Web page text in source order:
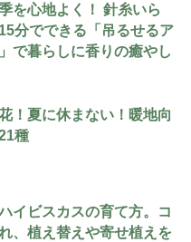
を心地よく！ 針糸いら
分でできる「吊るせるア
で暮らしに香りの癒やし
！夏に休まない！暖地向
種
イビスカスの育て方。コ
、植え替えや寄せ植えを